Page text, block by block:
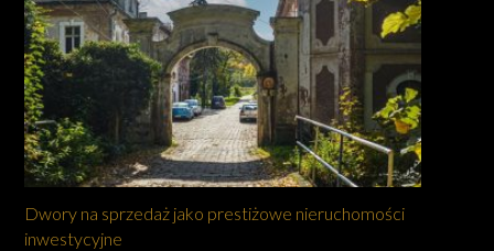
Dwory na sprzedaż jako prestiżowe nieruchomości
inwestycyjne